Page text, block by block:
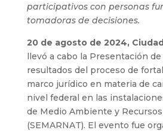
participativos con personas
tomadoras de decisiones.
20 de agosto de 2024,
llevó a cabo la Presentación de
resultados del proceso de
marco jurídico en materia de
nivel federal en las
de Medio Ambiente y
(SEMARNAT). El evento fue